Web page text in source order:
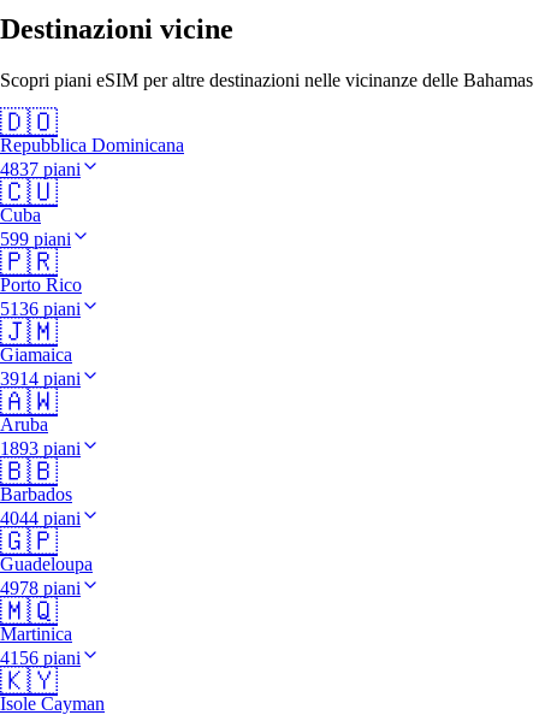
Destinazioni vicine
Scopri piani eSIM per altre destinazioni nelle vicinanze delle Bahamas
🇩🇴
Repubblica Dominicana
4837 piani
🇨🇺
Cuba
599 piani
🇵🇷
Porto Rico
5136 piani
🇯🇲
Giamaica
3914 piani
🇦🇼
Aruba
1893 piani
🇧🇧
Barbados
4044 piani
🇬🇵
Guadeloupa
4978 piani
🇲🇶
Martinica
4156 piani
🇰🇾
Isole Cayman